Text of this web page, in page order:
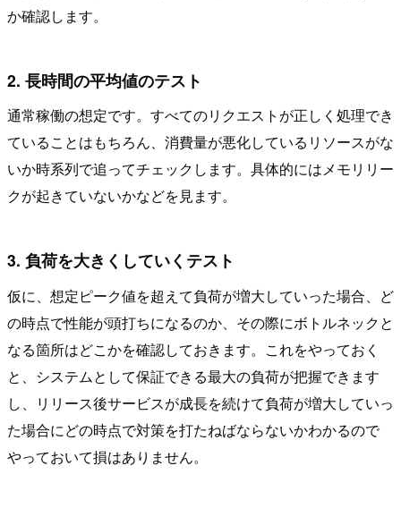
か確認します。
2. 長時間の平均値のテスト
通常稼働の想定です。すべてのリクエストが正しく処理でき
ていることはもちろん、消費量が悪化しているリソースがな
いか時系列で追ってチェックします。具体的にはメモリリー
クが起きていないかなどを見ます。
3. 負荷を大きくしていくテスト
仮に、想定ピーク値を超えて負荷が増大していった場合、ど
の時点で性能が頭打ちになるのか、その際にボトルネックと
なる箇所はどこかを確認しておきます。これをやっておく
と、システムとして保証できる最大の負荷が把握できます
し、リリース後サービスが成長を続けて負荷が増大していっ
た場合にどの時点で対策を打たねばならないかわかるので
やっておいて損はありません。